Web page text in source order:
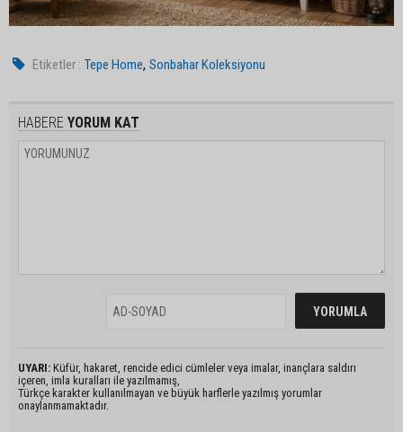
Etiketler : Tepe Home,Sonbahar Koleksiyonu
HABERE YORUM KAT
UYARI: Küfür, hakaret, rencide edici cümleler veya imalar, inançlara saldırı
içeren, imla kuralları ile yazılmamış,
Türkçe karakter kullanılmayan ve büyük harflerle yazılmış yorumlar
onaylanmamaktadır.